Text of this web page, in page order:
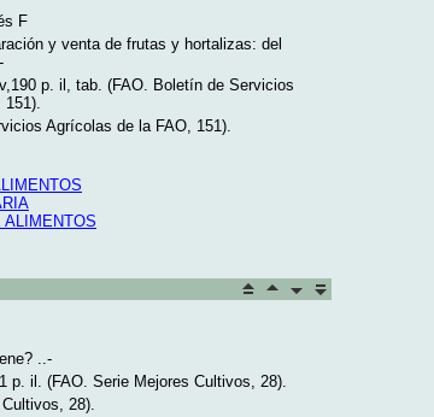
F
y venta de frutas y hortalizas: del
p. il, tab. (FAO. Boletín de Servicios
151).
Agrícolas de la FAO, 151).
ALIMENTOS
..-
p. il. (FAO. Serie Mejores Cultivos, 28).
28).